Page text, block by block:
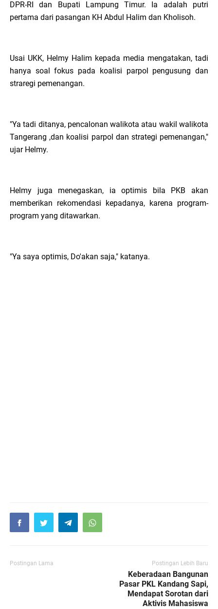
DPR-RI dan Bupati Lampung Timur. Ia adalah putri
pertama dari pasangan KH Abdul Halim dan Kholisoh.
Usai UKK, Helmy Halim kepada media mengatakan, tadi
hanya soal fokus pada koalisi parpol pengusung dan
straregi pemenangan.
"Ya tadi ditanya, pencalonan walikota atau wakil walikota
Tangerang ,dan koalisi parpol dan strategi pemenangan,"
ujar Helmy.
Helmy juga menegaskan, ia optimis bila PKB akan
memberikan rekomendasi kepadanya, karena program-
program yang ditawarkan.
"Ya saya optimis, Do'akan saja," katanya.
Postingan Lama Postingan Lebih Baru
Keberadaan Bangunan
Pasar PKL Kandang Sapi,
Mendapat Sorotan dari
Aktivis Mahasiswa